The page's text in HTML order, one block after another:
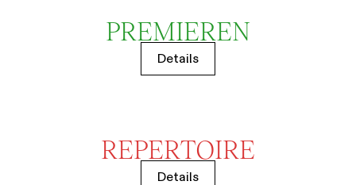
PREMIEREN
Details
REPERTOIRE
Details